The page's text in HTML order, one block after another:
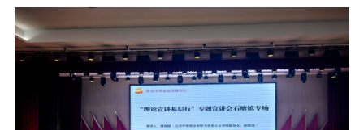
江苏文脉
资料下载
新闻宣传
主题宣传 对外宣传
新闻发布